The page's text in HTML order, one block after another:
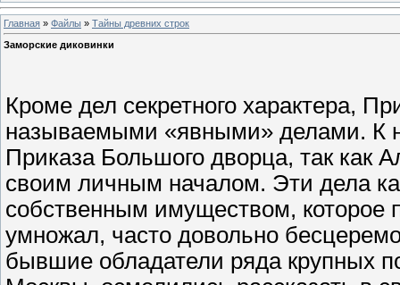
Главная » Файлы » Тайны древних строк
Заморские диковинки
Кроме дел секретного характера,
называемыми «явными» делами. К
Приказа Большого дворца, так как
своим личным началом. Эти дела
собственным имуществом,
умножал, часто довольно
бывшие обладатели ряда крупных